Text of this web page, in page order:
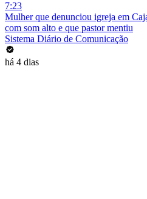
7:23
Mulher que denunciou igreja em
com som alto e que pastor mentiu
Sistema Diário de Comunicação
há 4 dias